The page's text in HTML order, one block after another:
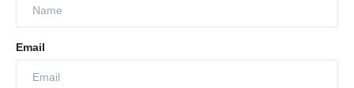
Email